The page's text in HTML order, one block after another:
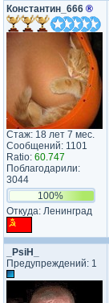
Константин_666 ®
Стаж: 18 лет 7 мес.
Сообщений: 1101
Ratio: 60.747
Поблагодарили:
3044
100%
Откуда: Ленинград
_PsiH_
Предупреждений: 1